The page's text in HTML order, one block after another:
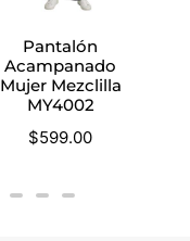
Pantalón
Acampanado
Mujer Mezclilla
MY4002
$599.00